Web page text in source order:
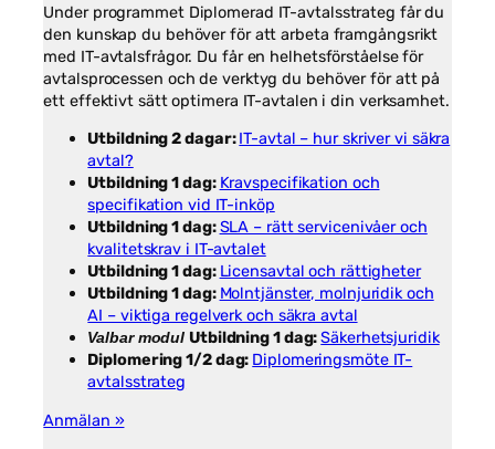
Under programmet Diplomerad IT-avtalsstrateg får du
den kunskap du behöver för att arbeta framgångsrikt
med IT-avtalsfrågor. Du får en helhetsförståelse för
avtalsprocessen och de verktyg du behöver för att på
ett effektivt sätt optimera IT-avtalen i din verksamhet.
Utbildning 2 dagar:IT-avtal – hur skriver vi säkra
avtal?
Utbildning 1 dag: Kravspecifikation och
specifikation vid IT-inköp
Utbildning 1 dag:SLA – rätt servicenivåer och
kvalitetskrav i IT-avtalet
Utbildning 1 dag: Licensavtal och rättigheter
Utbildning 1 dag: Molntjänster, molnjuridik och
AI – viktiga regelverk och säkra avtal
Valbar modul Utbildning 1 dag:Säkerhetsjuridik
Diplomering 1/2 dag: Diplomeringsmöte IT-
avtalsstrateg
Anmälan »